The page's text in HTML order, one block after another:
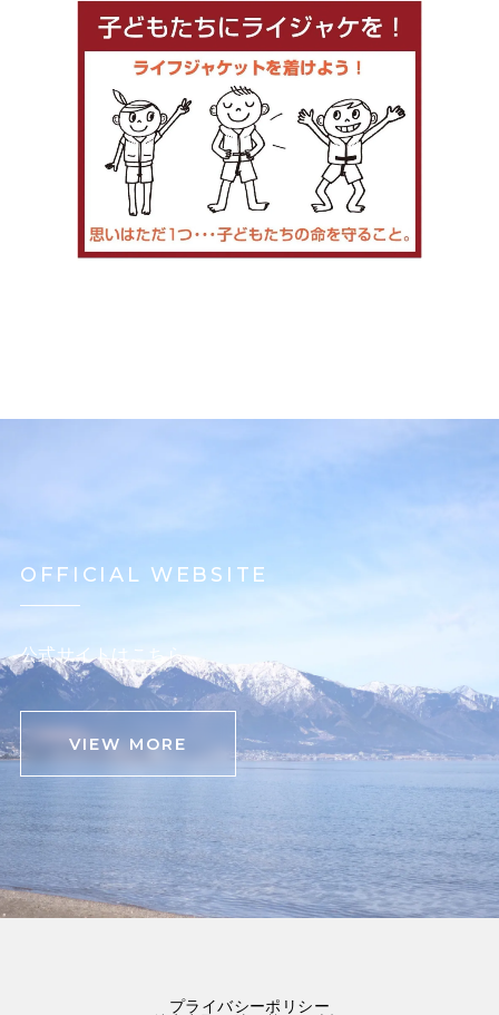
OFFICIAL WEBSITE
公式サイトはこちら
VIEW MORE
プライバシーポリシー